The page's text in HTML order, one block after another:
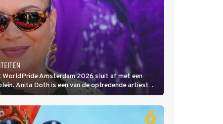
Amsterdam 2026 sluit af met een
Anita Doth is een van de optredende artiesten.
zangeres van 2Unlimited.